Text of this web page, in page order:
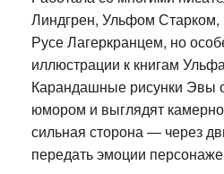
Линдгрен, Ульфом Старком,
Русе Лагеркранцем, но
иллюстрации к книгам
Карандашные рисунки Эвы
юмором и выглядят
сильная сторона — через
передать эмоции